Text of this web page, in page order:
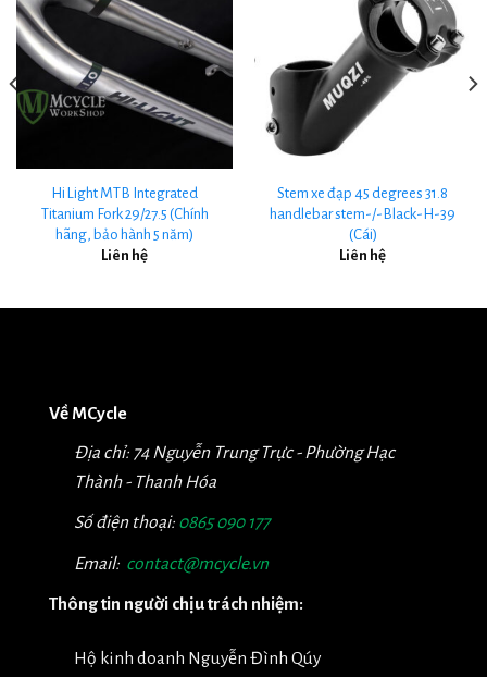
Hi Light MTB Integrated
Titanium Fork 29/27.5 (Chính
hãng, bảo hành 5 năm)
Liên hệ
Stem xe đạp 45 degrees 31.8
handlebar stem-/-Black-H-39
(Cái)
Liên hệ
Về MCycle
Địa chỉ: 74 Nguyễn Trung Trực - Phường Hạc
Thành - Thanh Hóa
Số điện thoại: 0865 090 177
Email: contact@mcycle.vn
Thông tin người chịu trách nhiệm:
Hộ kinh doanh Nguyễn Đình Qúy